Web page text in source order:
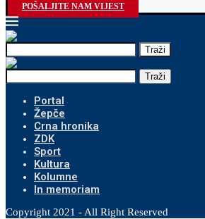
POŠALJITE NAM VIJEST
Traži
Traži
Portal
Žepče
Crna hronika
ZDK
Sport
Kultura
Kolumne
In memoriam
Copyright 2021 - All Right Reserved